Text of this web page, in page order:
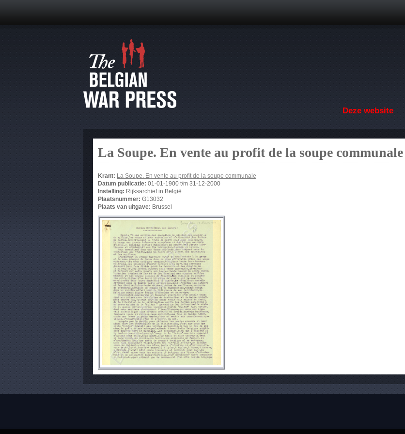
Deze website
La Soupe. En vente au profit de la soupe communale
Krant: La Soupe. En vente au profit de la soupe communale
Datum publicatie: 01-01-1900 t/m 31-12-2000
Instelling: Rijksarchief in België
Plaatsnummer: G13032
Plaats van uitgave: Brussel